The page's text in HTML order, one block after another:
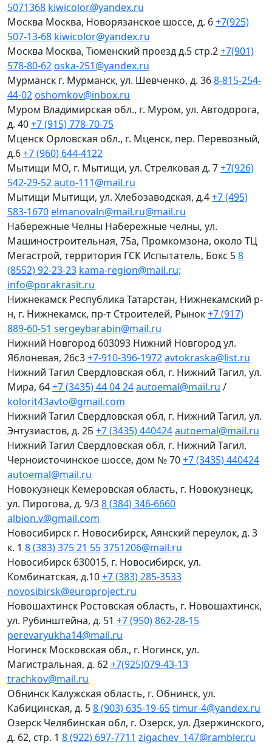
5071368 kiwicolor@yandex.ru
Москва Москва, Новорязанское шоссе, д. 6+7(925)
507-13-68 kiwicolor@yandex.ru
Москва Москва, Тюменский проезд д.5 стр.2+7(901)
578-80-62oska-251@yandex.ru
Мурманск г. Мурманск, ул. Шевченко, д. 368-815-254-
44-02oshomkov@inbox.ru
Муром Владимирская обл., г. Муром, ул. Автодорога,
д. 40+7 (915) 778-70-75
Мценск Орловская обл., г. Мценск, пер. Перевозный,
д.6+7 (960) 644-4122
Мытищи МО, г. Мытищи, ул. Стрелковая д. 7+7(926)
542-29-52auto-111@mail.ru
Мытищи Мытищи, ул. Хлебозаводская, д.4+7 (495)
583-1670elmanovaln@mail.ru@mail.ru
Набережные Челны Набережные челны, ул.
Машиностроительная, 75а, Промкомзона, около ТЦ
Мегастрой, территория ГСК Испытатель, Бокс 58
(8552) 92-23-23 kama-region@mail.ru;
info@porakrasit.ru
Нижнекамск Республика Татарстан, Нижнекамский р-
н, г. Нижнекамск, пр-т Строителей, Рынок+7 (917)
889-60-51 sergeybarabin@mail.ru
Нижний Новгород 603093 Нижний Новгород ул.
Яблоневая, 26с3+7-910-396-1972avtokraska@list.ru
Нижний Тагил Свердловская обл, г. Нижний Тагил, ул.
Мира, 64+7 (3435) 44 04 24autoemal@mail.ru /
kolorit43avto@gmail.com
Нижний Тагил Свердловская обл, г. Нижний Тагил, ул.
Энтузиастов, д. 2Б +7 (3435) 440424autoemal@mail.ru
Нижний Тагил Свердловская обл, г. Нижний Тагил,
Черноисточинское шоссе, дом № 70+7 (3435) 440424
autoemal@mail.ru
Новокузнецк Кемеровская область, г. Новокузнецк,
ул. Пирогова, д. 9/38 (384) 346-6660
albion.v@gmail.com
Новосибирск г. Новосибирск, Аянский переулок, д. 3
к. 1 8 (383) 375 21 553751206@mail.ru
Новосибирск 630015, г. Новосибирск, ул.
Комбинатская, д.10+7 (383) 285-3533
novosibirsk@europroject.ru
Новошахтинск Ростовская область, г. Новошахтинск,
ул. Рубинштейна, д. 51 +7 (950) 862-28-15
perevaryukha14@mail.ru
Ногинск Московская обл., г. Ногинск, ул.
Магистральная, д. 62+7(925)079-43-13
trachkov@mail.ru
Обнинск Калужская область, г. Обнинск, ул.
Кабицинская, д. 58 (903) 635-19-65timur-4@yandex.ru
Озерск Челябинская обл, г. Озерск, ул. Дзержинского,
д. 62, стр. 1 8 (922) 697-7711 zigachev_147@rambler.ru